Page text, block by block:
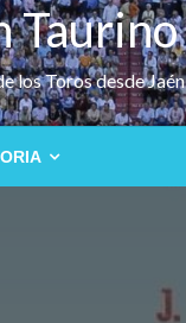
Taurino
los Toros desde Jaén